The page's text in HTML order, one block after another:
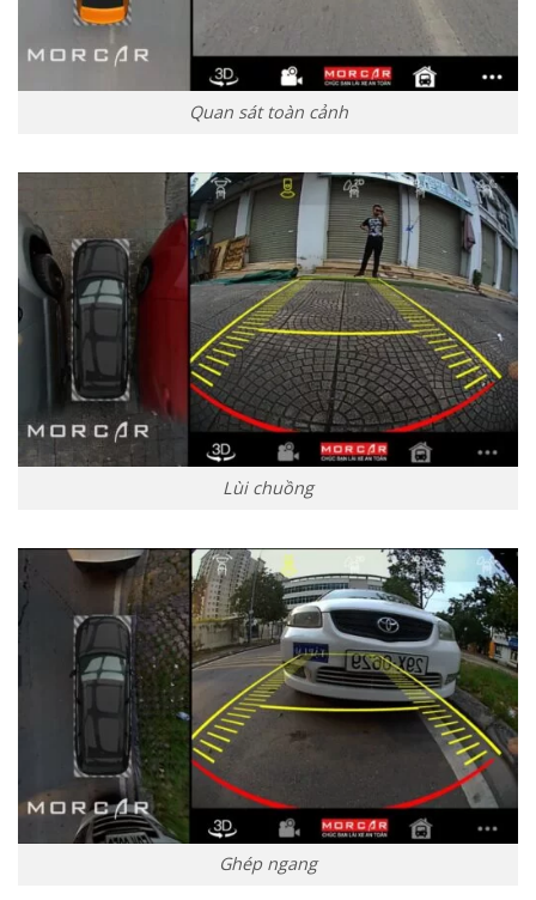
Quan sát toàn cảnh
Lùi chuồng
Ghép ngang